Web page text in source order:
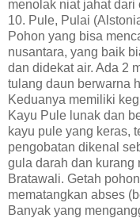
menolak niat jahat dari
10. Pule, Pulai
Pohon yang bisa
nusantara, yang baik
dan didekat air. Ada 2
tulang daun berwarna
Keduanya memiliki
Kayu Pule lunak dan
kayu pule yang keras,
pengobatan dikenal
gula darah dan kurang
Bratawali. Getah
mematangkan abses
Banyak yang